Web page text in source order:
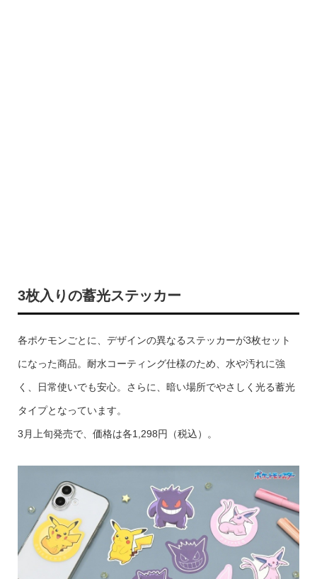
3枚入りの蓄光ステッカー
各ポケモンごとに、デザインの異なるステッカーが3枚セット
になった商品。耐水コーティング仕様のため、水や汚れに強
く、日常使いでも安心。さらに、暗い場所でやさしく光る蓄光
タイプとなっています。
3月上旬発売で、価格は各1,298円（税込）。